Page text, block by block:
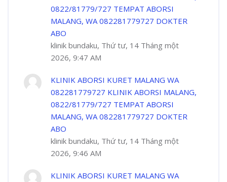
0822/81779/727 TEMPAT ABORSI
MALANG, WA 082281779727 DOKTER
ABO
klinik bundaku, Thứ tư, 14 Tháng một
2026, 9:47 AM
KLINIK ABORSI KURET MALANG WA
082281779727 KLINIK ABORSI MALANG,
0822/81779/727 TEMPAT ABORSI
MALANG, WA 082281779727 DOKTER
ABO
klinik bundaku, Thứ tư, 14 Tháng một
2026, 9:46 AM
KLINIK ABORSI KURET MALANG WA